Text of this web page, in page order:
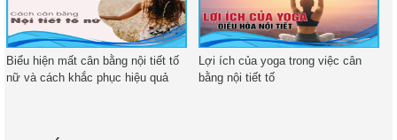
Biểu hiện mất cân bằng nội tiết tố
nữ và cách khắc phục hiệu quả
Lợi ích của yoga trong việc cân
bằng nội tiết tố